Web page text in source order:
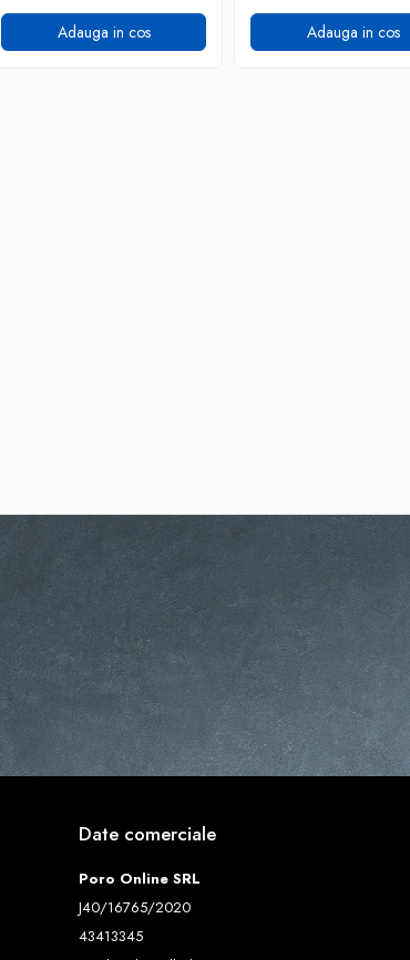
Adauga in cos Adauga in cos
Date comerciale
Poro Online SRL
J40/16765/2020
43413345